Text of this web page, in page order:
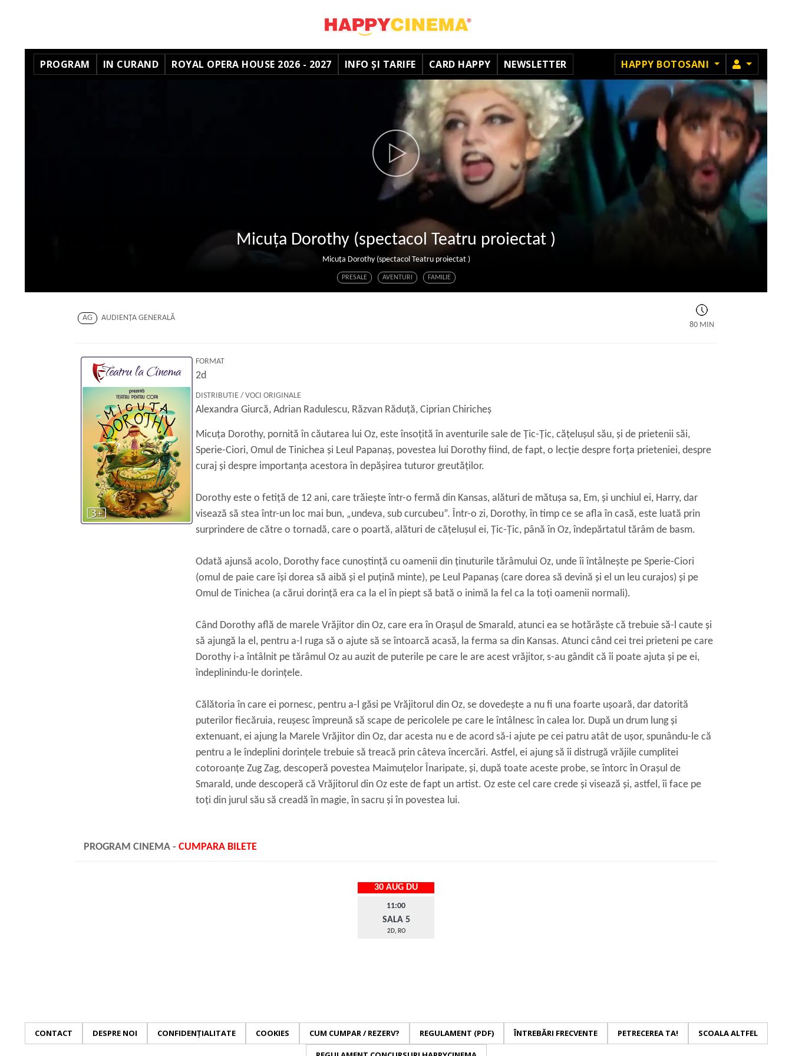
PROGRAM IN CURAND ROYAL OPERA HOUSE 2026 - 2027 INFO ȘI TARIFE CARD HAPPY NEWSLETTER HAPPY BOTOSANI MEMBRU
Micuța Dorothy (spectacol Teatru proiectat )
Micuța Dorothy (spectacol Teatru proiectat )
PRESALE AVENTURI FAMILIE
AG
AUDIENŢA GENERALĂ
80 MIN
FORMAT
2d
DISTRIBUTIE / VOCI ORIGINALE
Alexandra Giurcă, Adrian Radulescu, Răzvan Răduță, Ciprian Chiricheș
Micuța Dorothy, pornită în căutarea lui Oz, este însoțită în aventurile sale de Țic-Țic, cățelușul său, și de prietenii săi,
Sperie-Ciori, Omul de Tinichea și Leul Papanaș, povestea lui Dorothy fiind, de fapt, o lecție despre forța prieteniei, despre
curaj și despre importanța acestora în depășirea tuturor greutăților.
Dorothy este o fetiţă de 12 ani, care trăieşte într-o fermă din Kansas, alături de mătuşa sa, Em, şi unchiul ei, Harry, dar
visează să stea într-un loc mai bun, „undeva, sub curcubeu”. Într-o zi, Dorothy, în timp ce se afla în casă, este luată prin
surprindere de către o tornadă, care o poartă, alături de căţeluşul ei, Țic-Țic, până în Oz, îndepărtatul tărâm de basm.
Odată ajunsă acolo, Dorothy face cunoştinţă cu oamenii din ţinuturile tărâmului Oz, unde îi întâlneşte pe Sperie-Ciori
(omul de paie care îşi dorea să aibă şi el puţină minte), pe Leul Papanaș (care dorea să devină şi el un leu curajos) şi pe
Omul de Tinichea (a cărui dorinţă era ca la el în piept să bată o inimă la fel ca la toţi oamenii normali).
Când Dorothy află de marele Vrăjitor din Oz, care era în Oraşul de Smarald, atunci ea se hotărăşte că trebuie să-l caute şi
să ajungă la el, pentru a-l ruga să o ajute să se întoarcă acasă, la ferma sa din Kansas. Atunci când cei trei prieteni pe care
Dorothy i-a întâlnit pe tărâmul Oz au auzit de puterile pe care le are acest vrăjitor, s-au gândit că îi poate ajuta şi pe ei,
îndeplinindu-le dorinţele.
Călătoria în care ei pornesc, pentru a-l găsi pe Vrăjitorul din Oz, se dovedeşte a nu fi una foarte uşoară, dar datorită
puterilor fiecăruia, reușesc împreună să scape de pericolele pe care le întâlnesc în calea lor. După un drum lung şi
extenuant, ei ajung la Marele Vrăjitor din Oz, dar acesta nu e de acord să-i ajute pe cei patru atât de uşor, spunându-le că
pentru a le îndeplini dorinţele trebuie să treacă prin câteva încercări. Astfel, ei ajung să îi distrugă vrăjile cumplitei
cotoroanțe Zug Zag, descoperă povestea Maimuţelor Înaripate, şi, după toate aceste probe, se întorc în Orașul de
Smarald, unde descoperă că Vrăjitorul din Oz este de fapt un artist. Oz este cel care crede și visează și, astfel, îi face pe
toți din jurul său să creadă în magie, în sacru și în povestea lui.
PROGRAM CINEMA - CUMPARA BILETE
30 AUG DU
11:00
SALA 5
2D, RO
CONTACT DESPRE NOI CONFIDENȚIALITATE COOKIES CUM CUMPAR / REZERV? REGULAMENT (PDF) ÎNTREBĂRI FRECVENTE PETRECEREA TA! SCOALA ALTFEL